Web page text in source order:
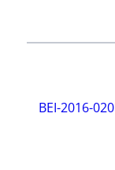
BEI-2016-020